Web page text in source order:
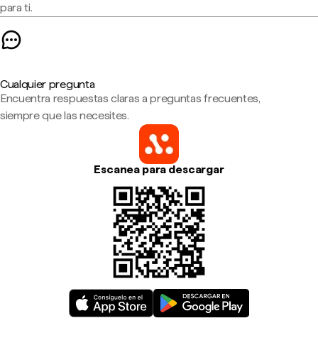
para ti.
Cualquier pregunta
Encuentra respuestas claras a preguntas frecuentes,
siempre que las necesites.
Escanea para descargar